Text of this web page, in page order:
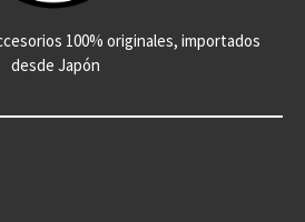
100% originales, importados
desde Japón